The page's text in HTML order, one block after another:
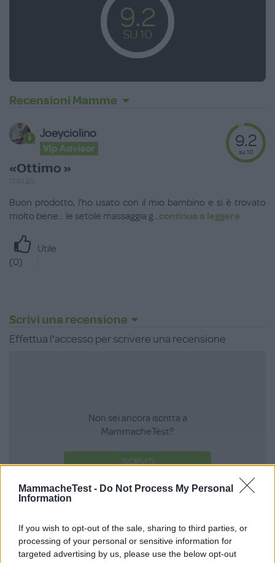
MammacheTest - Do Not Process My Personal
Information
If you wish to opt-out of the sale, sharing to third parties, or
processing of your personal or sensitive information for
targeted advertising by us, please use the below opt-out
9.2
SU 10
Recensioni Mamme
Joeyciolino
Vip Advisor
«Ottimo »
9.2
su 10
Buon prodotto, l'ho usato con il mio bambino e si è trovato
molto bene... le setole massaggia g...continua a leggere
Utile
(0)
Scrivi una recensione
Effettua l'accesso per scrivere una recensione
Non sei ancora iscritta a
MammacheTest?
ISCRIVITI
LOGIN